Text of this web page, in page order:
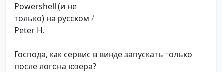
Powershell (и не
только) на русском /
Peter H.
Господа, как сервис в винде запускать только
после логона юзера?